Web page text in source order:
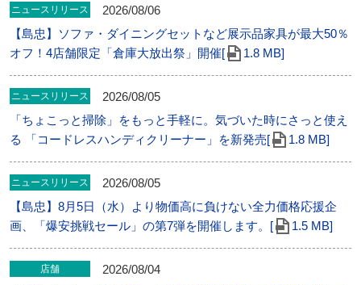
ニュースリリース
2026/08/06
【島忠】ソファ・ダイニングセットなど展示品家具が最大50％
オフ！4店舗限定「倉庫大放出祭」開催[
1.8 MB]
ニュースリリース
2026/08/05
「ちょこっと掃除」をもっと手軽に。気づいた時にさっと使え
る 「コードレスハンディクリーナー」を新発売[
1.8 MB]
ニュースリリース
2026/08/05
【島忠】8月5日（水）より物価高に負けない全力価格応援企
画、「爆安挑戦セール」の第7弾を開催します。[
1.5 MB]
店舗
2026/08/04